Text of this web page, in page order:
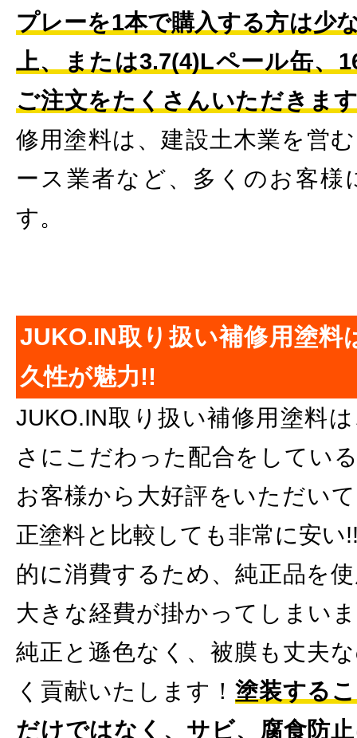
プレーを1本で購入する方は少
上、または3.7(4)Lペール缶、
ご注文をたくさんいただきま
修用塗料は、建設土木業を営
ース業者など、多くのお客様
す。
JUKO.IN取り扱い補修用塗料
久性が魅力!!
JUKO.IN取り扱い補修用塗料
さにこだわった配合をしてい
お客様から大好評をいただい
正塗料と比較しても非常に安
的に消費するため、純正品を
大きな経費が掛かってしまい
純正と遜色なく、被膜も丈夫
く貢献いたします！ 塗装する
だけではなく、サビ、腐食防